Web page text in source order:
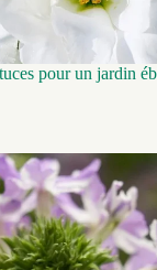
pour un jardin